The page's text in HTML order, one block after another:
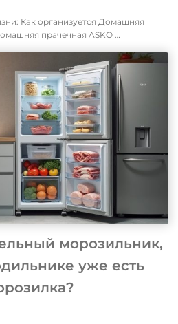
Как организуется Домашняя
прачечная ASKO …
морозильник,
уже есть